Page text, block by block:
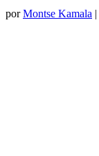
porMontse Kamala |